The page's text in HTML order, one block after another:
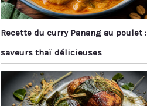
Recette du curry Panang au poulet :
saveurs thaï délicieuses